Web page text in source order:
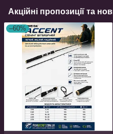
Акційні пропозиції та
–60%